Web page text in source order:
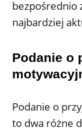
bezpośrednio
najbardziej
Podanie o
Podanie o
to dwa różne